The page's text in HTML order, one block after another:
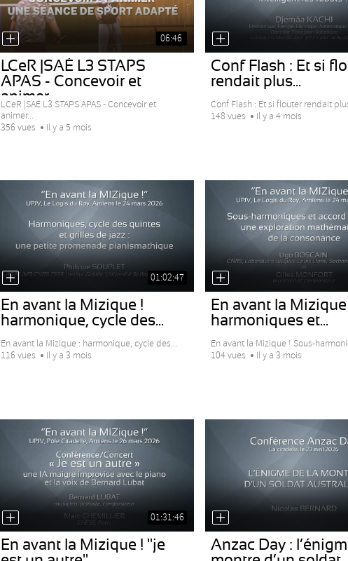
06:46
LCeR |SAÉ L3 STAPS
APAS - Concevoir et
animer...
LCeR |SAÉ L3 STAPS APAS - Concevoir et
animer...
356 vues
Il y a 5 mois
Conf Flash : Et si
rendait plus...
Conf Flash : Et si flouter rendait
148 vues
Il y a 4 mois
01:02:47
En avant la Mizique !
harmonique, cycle des...
En avant la Mizique : harmonique, cycle des...
116 vues
Il y a 3 mois
En avant la
harmoniques et...
En avant la Mizique ! Sous-
104 vues
Il y a 3 mois
01:31:46
En avant la Mizique ! "je
Anzac Day :